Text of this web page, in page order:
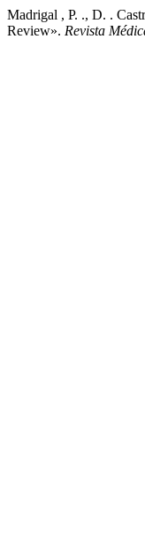
Madrigal , P. ., D. .
Review». Revista